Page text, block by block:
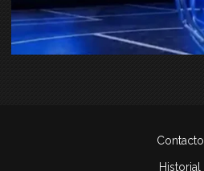
Contacto
Historial